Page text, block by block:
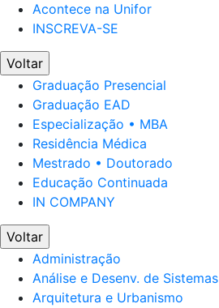
Acontece na Unifor
INSCREVA-SE
Voltar
Graduação Presencial
Graduação EAD
Especialização • MBA
Residência Médica
Mestrado • Doutorado
Educação Continuada
IN COMPANY
Voltar
Administração
Análise e Desenv. de Sistemas
Arquitetura e Urbanismo